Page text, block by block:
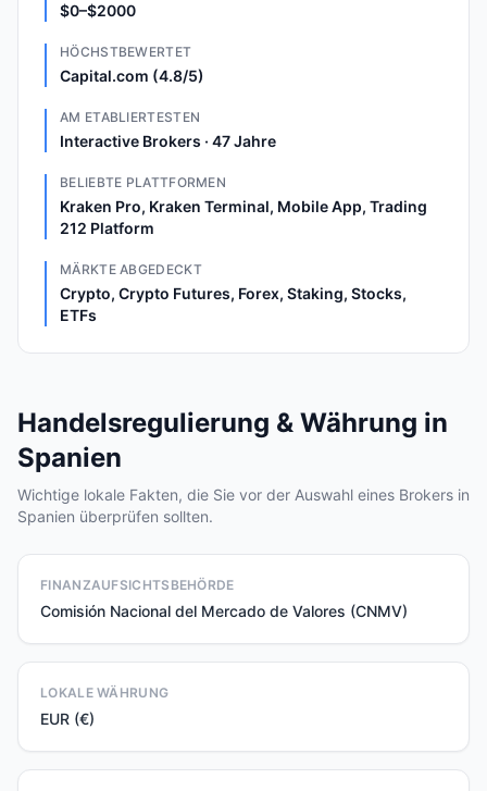
$0–$2000
HÖCHSTBEWERTET
Capital.com (4.8/5)
AM ETABLIERTESTEN
Interactive Brokers · 47 Jahre
BELIEBTE PLATTFORMEN
Kraken Pro, Kraken Terminal, Mobile App, Trading
212 Platform
MÄRKTE ABGEDECKT
Crypto, Crypto Futures, Forex, Staking, Stocks,
ETFs
Handelsregulierung & Währung in
Spanien
Wichtige lokale Fakten, die Sie vor der Auswahl eines Brokers in
Spanien überprüfen sollten.
FINANZAUFSICHTSBEHÖRDE
Comisión Nacional del Mercado de Valores (CNMV)
LOKALE WÄHRUNG
EUR (€)